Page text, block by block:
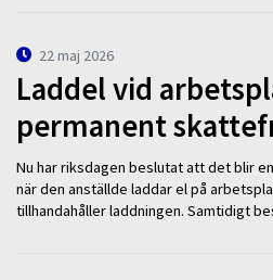
22 maj 2026
Laddel vid
permanent
Nu har riksdagen beslutat att det blir
när den anställde laddar el på
tillhandahåller laddningen. Samtidigt